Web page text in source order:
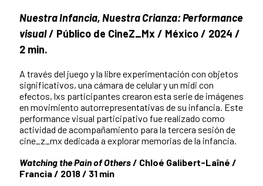
Nuestra Infancia, Nuestra Crianza: Performance
visual/ Público de CineZ_Mx / México / 2024 /
2 min.
A través del juego y la libre experimentación con objetos
significativos, una cámara de celular y un midi con
efectos, lxs participantes crearon esta serie de imágenes
en movimiento autorrepresentativas de su infancia. Este
performance visual participativo fue realizado como
actividad de acompañamiento para la tercera sesión de
cine_z_mx dedicada a explorar memorias de la infancia.
Watching the Pain of Others/ Chloé Galibert-Laîné /
Francia / 2018 / 31 min